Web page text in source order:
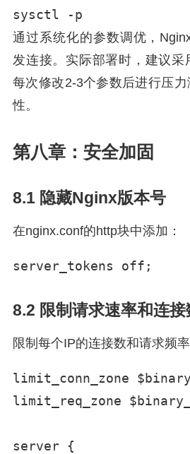
sysctl -p
通过系统化的参数调优，
发连接。实际部署时，建议采
每次修改2-3个参数后进行压
性。
第八章：安全加固
8.1 隐藏Nginx版本号
在nginx.conf的http块中添加：
server_tokens off;
8.2 限制请求速率和连接
限制每个IP的连接数和请求频
limit_conn_zone
limit_req_zone
server {